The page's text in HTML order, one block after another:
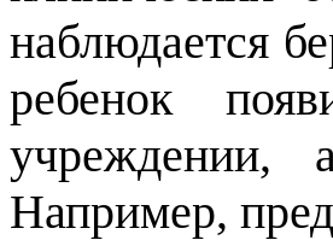
наблюдается
ребенок
учреждении,
Например,